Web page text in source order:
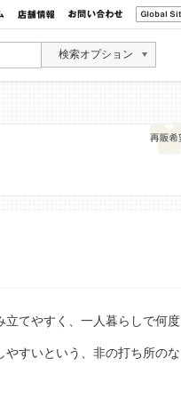
検索オプション
てやすく、一人暮らしで何度
すいという、非の打ち所のな